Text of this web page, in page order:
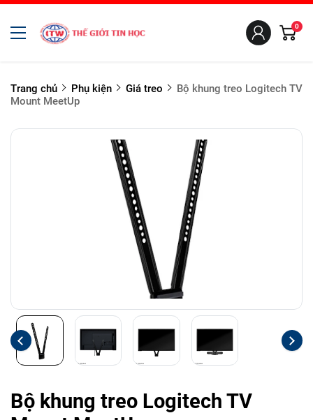
0
Trang chủ Phụ kiện Giá treo
Bộ khung treo Logitech TV
Mount MeetUp
Bộ khung treo Logitech TV